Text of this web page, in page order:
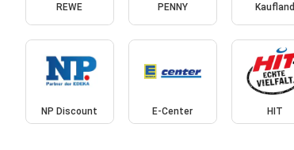
REWE PENNY Kaufland
NP Discount E-Center HIT